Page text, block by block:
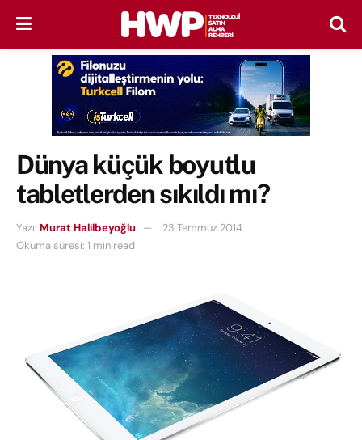
Dünya küçük boyutlu
tabletlerden sıkıldı mı?
Yazı: Murat Halilbeyoğlu
23 Temmuz 2014
Okuma süresi: 1 min read